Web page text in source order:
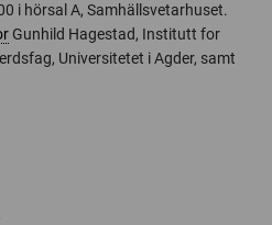
i hörsal A, Samhällsvetarhuset.
Gunhild Hagestad, Institutt for
Universitetet i Agder, samt